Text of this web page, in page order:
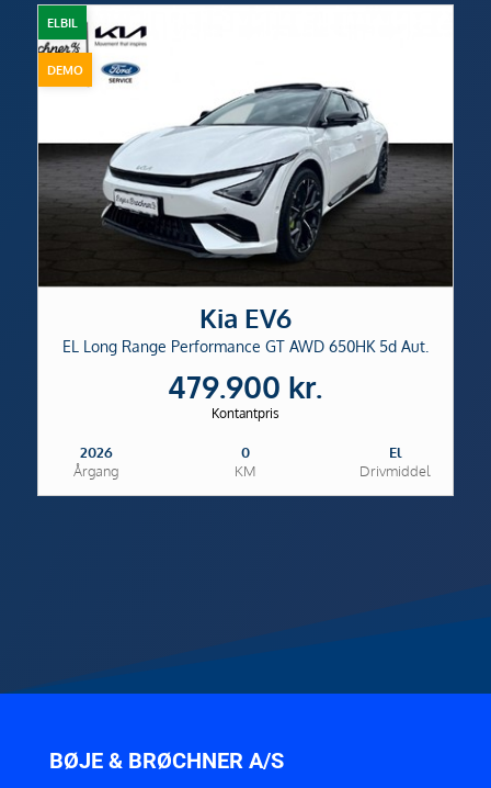
ELBIL
DEMO
Kia EV6
EL Long Range Performance GT AWD 650HK 5d Aut.
479.900 kr.
Kontantpris
2026
Årgang
0
KM
El
Drivmiddel
BØJE & BRØCHNER A/S